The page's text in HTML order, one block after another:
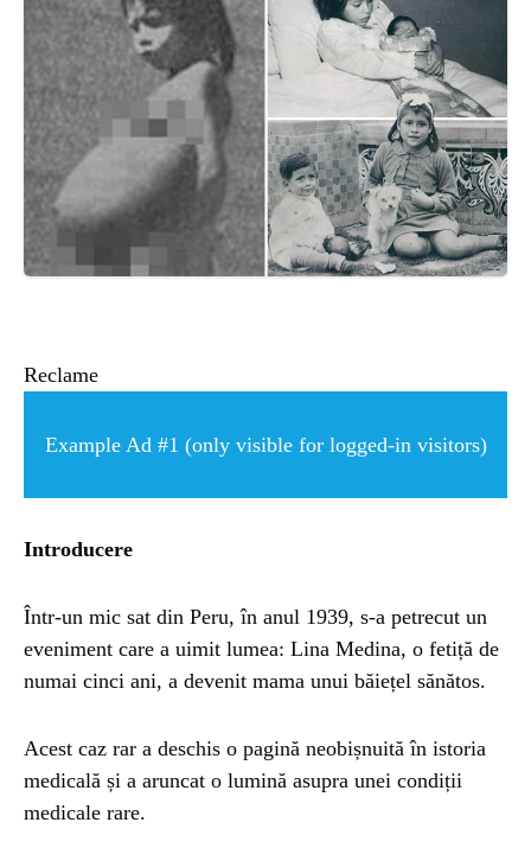
Reclame
Example Ad #1 (only visible for logged-in visitors)
Introducere
Într-un mic sat din Peru, în anul 1939, s-a petrecut un
eveniment care a uimit lumea: Lina Medina, o fetiță de
numai cinci ani, a devenit mama unui băiețel sănătos.
Acest caz rar a deschis o pagină neobișnuită în istoria
medicală și a aruncat o lumină asupra unei condiții
medicale rare.
ISTORIE
NATURĂ
STIRI
ȘTIINȚA
ANIMALE
OAMENI
INSTALEAZ
A
APLICATIA